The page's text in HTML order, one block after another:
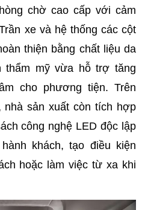
chờ cao cấp với cảm
xe và hệ thống các cột
thiện bằng chất liệu da
thẩm mỹ vừa hỗ trợ tăng
cho phương tiện. Trên
nhà sản xuất còn tích hợp
công nghệ LED độc lập
khách, tạo điều kiện
hoặc làm việc từ xa khi